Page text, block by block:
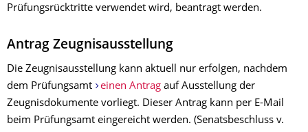
Prüfungsrücktritte verwendet wird, beantragt werden.
Antrag Zeugnisausstellung
Die Zeugnisausstellung kann aktuell nur erfolgen, nachdem
dem Prüfungsamt
einen Antragauf Ausstellung der
Zeugnisdokumente vorliegt. Dieser Antrag kann per E-Mail
beim Prüfungsamt eingereicht werden. (Senatsbeschluss v.